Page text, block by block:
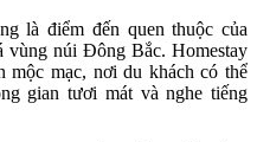
là điểm đến quen thuộc của
vùng núi Đông Bắc. Homestay
mộc mạc, nơi du khách có thể
gian tươi mát và nghe tiếng